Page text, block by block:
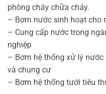
phòng cháy chữa cháy.
– Bơm nước sinh hoạt cho
– Cung cấp nước trong
nghiệp
– Bơm hệ thống xử lý
và chung cư
– Bơm hệ thống tưới tiêu